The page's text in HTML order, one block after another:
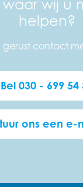
wij u
helpen?
gerust contact
Bel 030 - 699 54
ons een e-